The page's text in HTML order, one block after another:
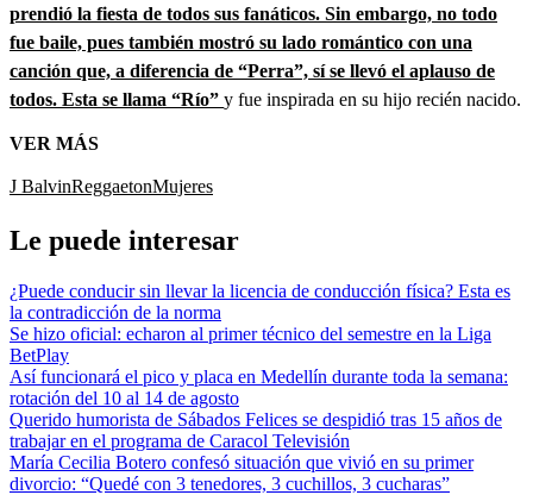
prendió la fiesta de todos sus fanáticos. Sin embargo, no todo
fue baile, pues también mostró su lado romántico con una
canción que, a diferencia de “Perra”, sí se llevó el aplauso de
todos. Esta se llama “Río” y fue inspirada en su hijo recién nacido.
VER MÁS
J BalvinReggaetonMujeres
Le puede interesar
¿Puede conducir sin llevar la licencia de conducción física? Esta es
la contradicción de la norma
Se hizo oficial: echaron al primer técnico del semestre en la Liga
BetPlay
Así funcionará el pico y placa en Medellín durante toda la semana:
rotación del 10 al 14 de agosto
Querido humorista de Sábados Felices se despidió tras 15 años de
trabajar en el programa de Caracol Televisión
María Cecilia Botero confesó situación que vivió en su primer
divorcio: “Quedé con 3 tenedores, 3 cuchillos, 3 cucharas”